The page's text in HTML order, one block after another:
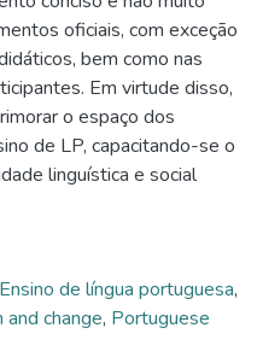
oficiais, com exceção
bem como nas
Em virtude disso,
o espaço dos
de LP, capacitando-se o
linguística e social
Ensino de língua portuguesa,
and change, Portuguese